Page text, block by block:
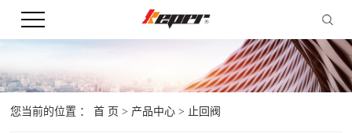
您当前的位置 ：首 页 > 产品中心 > 止回阀